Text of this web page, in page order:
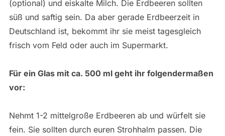
(optional) und eiskalte Milch. Die Erdbeeren sollten
süß und saftig sein. Da aber gerade Erdbeerzeit in
Deutschland ist, bekommt ihr sie meist tagesgleich
frisch vom Feld oder auch im Supermarkt.
Für ein Glas mit ca. 500 ml geht ihr folgendermaßen
vor:
Nehmt 1-2 mittelgroße Erdbeeren ab und würfelt sie
fein. Sie sollten durch euren Strohhalm passen. Die